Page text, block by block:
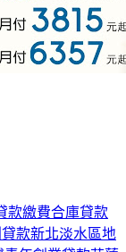
款繳費合庫貸款
款新北淡水區地